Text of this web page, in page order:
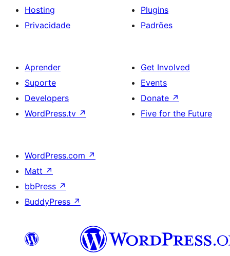
Hosting
Privacidade
Plugins
Padrões
Aprender
Suporte
Developers
WordPress.tv ↗
Get Involved
Events
Donate ↗
Five for the Future
WordPress.com ↗
Matt ↗
bbPress ↗
BuddyPress ↗